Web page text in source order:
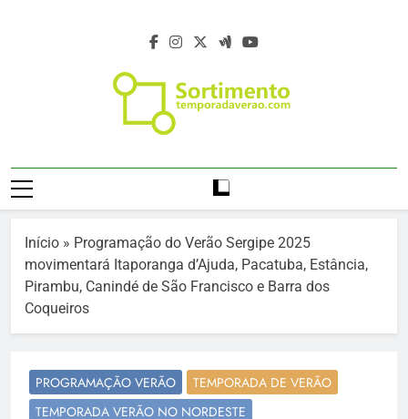
Temporada De
Verão 2027 –
Férias De Verão
2027 – Estação
Verão 2027
Verão 2027 –
Https://temporadaverao.com – Férias De
Projeto Verão 2027 – Programação Verão
2027 – Turismo Verão 2027 – Sortimento
Programação De Verão – Viagem E
Destinos No Verão – Destinos Da
Início » Programação do Verão Sergipe 2025
movimentará Itaporanga d’Ajuda, Pacatuba, Estância,
Pirambu, Canindé de São Francisco e Barra dos
Coqueiros
PROGRAMAÇÃO VERÃO
TEMPORADA DE VERÃO
TEMPORADA VERÃO NO NORDESTE